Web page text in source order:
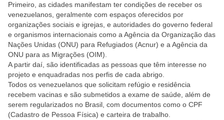
Primeiro, as cidades manifestam ter condições de receber os
venezuelanos, geralmente com espaços oferecidos por
organizações sociais e igrejas, e autoridades do governo federal
e organismos internacionais como a Agência da Organização das
Nações Unidas (ONU) para Refugiados (Acnur) e a Agência da
ONU para as Migrações (OIM).
A partir daí, são identificadas as pessoas que têm interesse no
projeto e enquadradas nos perfis de cada abrigo.
Todos os venezuelanos que solicitam refúgio e residência
recebem vacinas e são submetidos a exame de saúde, além de
serem regularizados no Brasil, com documentos como o CPF
(Cadastro de Pessoa Física) e carteira de trabalho.